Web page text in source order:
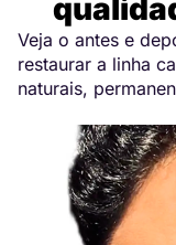
Veja o antes e
restaurar a linha
naturais,